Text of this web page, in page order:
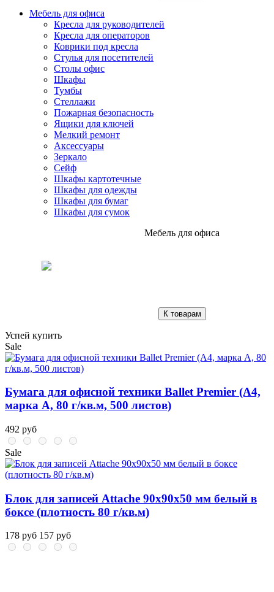
Мебель для офиса
Кресла для руководителей
Кресла для операторов
Коврики под кресла
Стулья для посетителей
Столы офис
Шкафы
Тумбы
Стеллажи
Пожарная безопасность
Ящики для ключей
Мелкий ремонт
Аксессуары
Зеркало
Сейф
Шкафы картотечные
Шкафы для одежды
Шкафы для бумаг
Шкафы для сумок
Мебель для офиса
К товарам
Успей купить
Sale
Бумага для офисной техники Ballet Premier (А4,
марка A, 80 г/кв.м, 500 листов)
492 руб
Sale
Блок для записей Attache 90x90x50 мм белый в
боксе (плотность 80 г/кв.м)
178 руб 157 руб